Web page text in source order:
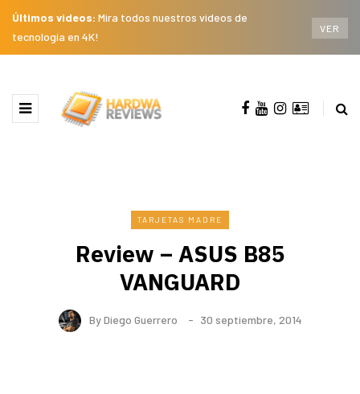
Últimos videos: Mira todos nuestros videos de
tecnología en 4K!
VER
TARJETAS MADRE
Review – ASUS B85
VANGUARD
ByDiego Guerrero 30 septiembre, 2014